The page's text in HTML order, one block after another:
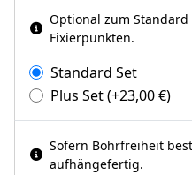
Optional zum
Fixierpunkten.
Standard Set
Plus Set(+23,00€)
Sofern Bohrfreiheit
aufhängefertig.